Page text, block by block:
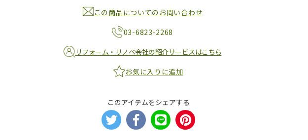
この商品についてのお問い合わせ
03-6823-2268
リフォーム・リノベ会社の紹介サービスはこちら
お気に入りに追加
このアイテムをシェアする